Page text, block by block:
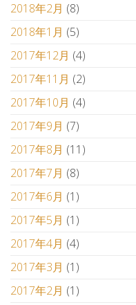
2018年2月 (8)
2018年1月 (5)
2017年12月 (4)
2017年11月 (2)
2017年10月 (4)
2017年9月 (7)
2017年8月 (11)
2017年7月 (8)
2017年6月 (1)
2017年5月 (1)
2017年4月 (4)
2017年3月 (1)
2017年2月 (1)